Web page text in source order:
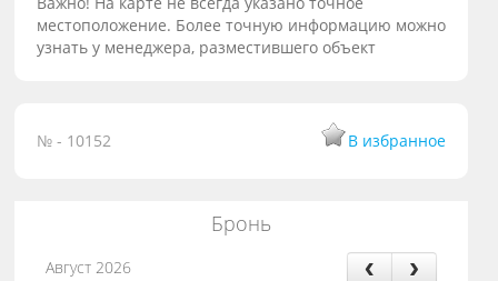
местоположение. Более точную информацию можно
узнать у менеджера, разместившего объект
№ - 10152 В избранное
Бронь
Август 2026